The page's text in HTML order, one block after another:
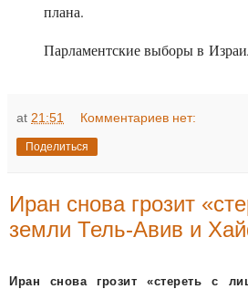
плана.
Парламентские выборы в
at 21:51 Комментариев нет:
Поделиться
Иран снова грозит
земли Тель-Авив и
Иран снова грозит «стереть с